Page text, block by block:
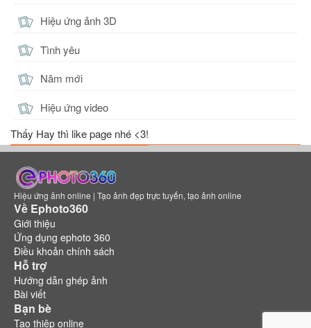
Hiệu ứng ảnh 3D
Tình yêu
Năm mới
Hiệu ứng video
Thấy Hay thì like page nhé <3!
Hiệu ứng ảnh online | Tạo ảnh đẹp trực tuyến, tạo ảnh online
Về Ephoto360
Giới thiệu
Ứng dụng ephoto 360
Điều khoản chính sách
Hỗ trợ
Hướng dẫn ghép ảnh
Bài viết
Bạn bè
Tạo thiệp online